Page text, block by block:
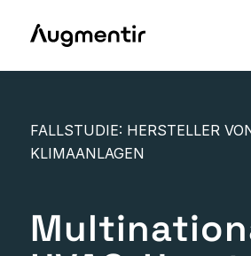
FALLSTUDIE: HERSTELLER
KLIMAANLAGEN